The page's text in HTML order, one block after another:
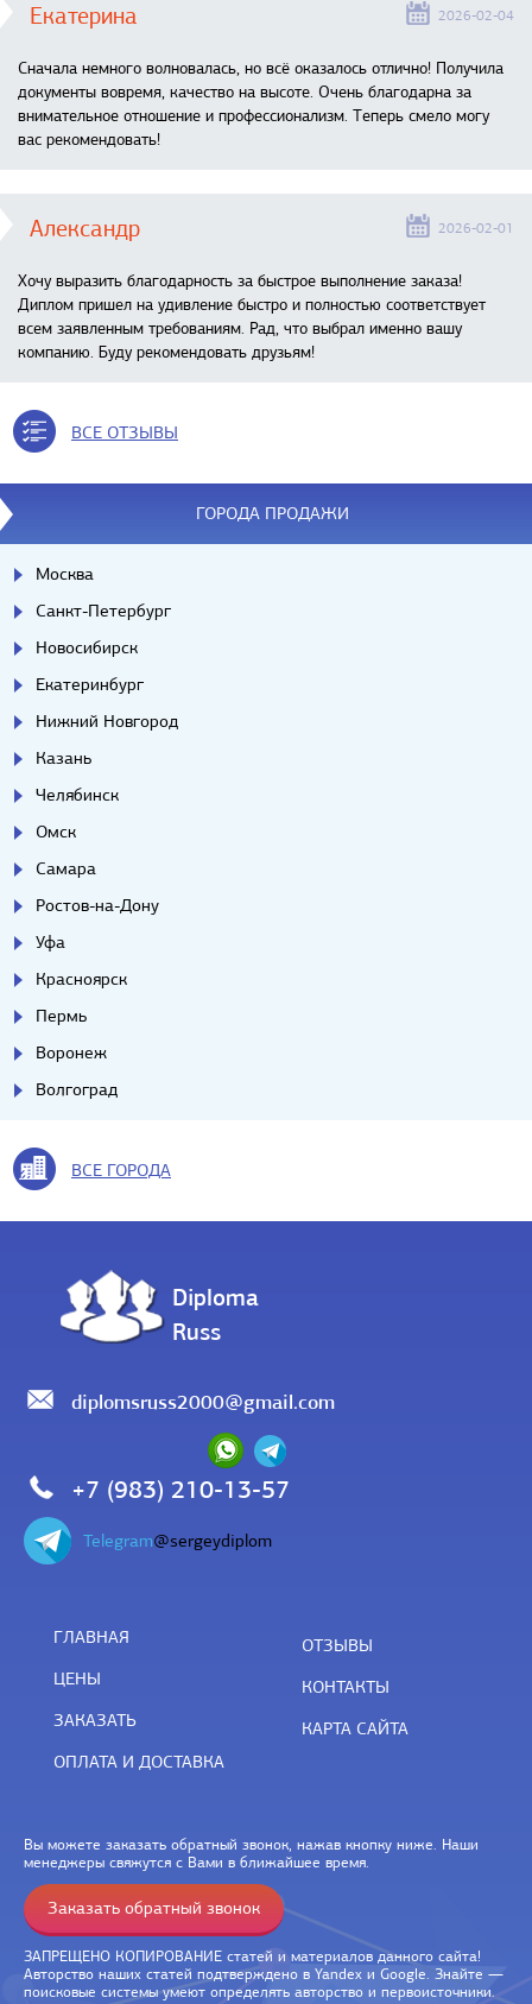
Екатерина 2026-02-04
Сначала немного волновалась, но всё оказалось отлично! Получила
документы вовремя, качество на высоте. Очень благодарна за
внимательное отношение и профессионализм. Теперь смело могу
вас рекомендовать!
Александр 2026-02-01
Хочу выразить благодарность за быстрое выполнение заказа!
Диплом пришел на удивление быстро и полностью соответствует
всем заявленным требованиям. Рад, что выбрал именно вашу
компанию. Буду рекомендовать друзьям!
ВСЕ ОТЗЫВЫ
ГОРОДА ПРОДАЖИ
Москва
Санкт-Петербург
Новосибирск
Екатеринбург
Нижний Новгород
Казань
Челябинск
Омск
Самара
Ростов-на-Дону
Уфа
Красноярск
Пермь
Воронеж
Волгоград
ВСЕ ГОРОДА
Diploma
Russ
diplomsruss2000@gmail.com
+7 (983) 210-13-57
Telegram@sergeydiplom
ГЛАВНАЯ
ЦЕНЫ
ЗАКАЗАТЬ
ОПЛАТА И ДОСТАВКА
ОТЗЫВЫ
КОНТАКТЫ
КАРТА САЙТА
Вы можете заказать обратный звонок, нажав кнопку ниже. Наши
менеджеры свяжутся с Вами в ближайшее время.
Заказать обратный звонок
ЗАПРЕЩЕНО КОПИРОВАНИЕ статей и материалов данного сайта!
Авторство наших статей подтверждено в Yandex и Google. Знайте —
поисковые системы умеют определять авторство и первоисточники.